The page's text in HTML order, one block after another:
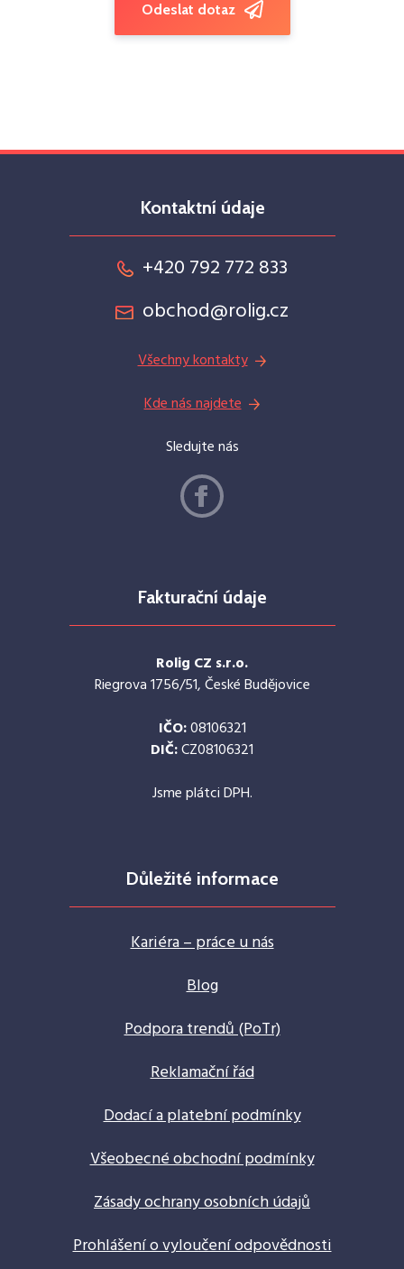
Odeslat dotaz
Kontaktní údaje
+420 792 772 833
obchod@rolig.cz
Všechny kontakty
Kde nás najdete
Sledujte nás
Fakturační údaje
Rolig CZ s.r.o.
Riegrova 1756/51, České Budějovice
IČO:08106321
DIČ:CZ08106321
Jsme plátci DPH.
Důležité informace
Kariéra – práce u nás
Blog
Podpora trendů (PoTr)
Reklamační řád
Dodací a platební podmínky
Všeobecné obchodní podmínky
Zásady ochrany osobních údajů
Prohlášení o vyloučení odpovědnosti